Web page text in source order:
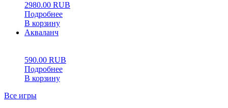
2980.00 RUB
Подробнее
В корзину
Акваланч
590.00 RUB
Подробнее
В корзину
Все игры